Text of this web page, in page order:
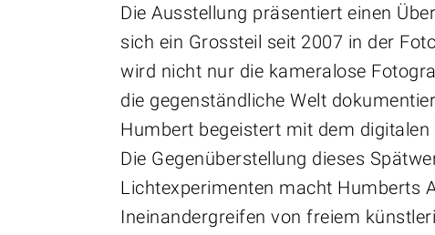
Die Ausstellung präsentiert einen
sich ein Grossteil seit 2007 in der
wird nicht nur die kameralose
die gegenständliche Welt
Humbert begeistert mit dem
Die Gegenüberstellung dieses
Lichtexperimenten macht Humberts
Ineinandergreifen von freiem